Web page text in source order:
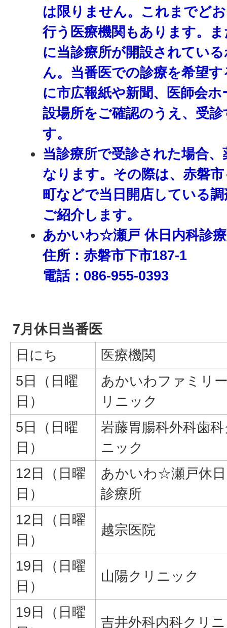
は限りません。これまでど
行う医療機関もあります。
に当診療所が開設されてい
ん。当番医での診療を希望
に市広報紙や新聞、医師会
設場所をご確認のうえ、受
す。
当診療所で受診された場合
なります。その際は、赤磐
町などで当日開店している
ご紹介します。
あかいわ☆瀬戸 休日内科診
住所： 赤磐市下市187-1
電話：086-955-0393
7月休日当番医
日にち
医療機関
5日（日曜
日）
あかいわファミリ
リニック
5日（日曜
日）
岩藤胃腸科外科歯
ニック
12日（日曜
日）
あかいわ☆瀬戸休
診療所
12日（日曜
日）
越宗医院
19日（日曜
日）
山陽クリニック
19日（日曜
吉井外科内科クリ